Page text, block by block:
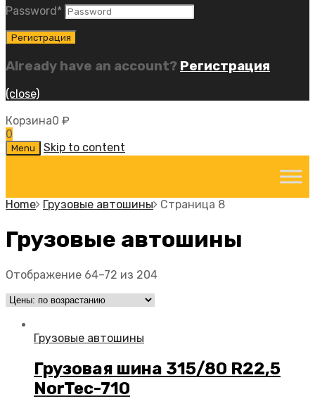
Password *
Already have an account? Регистрация
(close)
Корзина0 ₽
0
Menu Skip to content
Home Грузовые автошины Страница 8
Грузовые автошины
Отображение 64–72 из 204
Грузовые автошины
Грузовая шина 315/80 R22,5
NorTeс-710